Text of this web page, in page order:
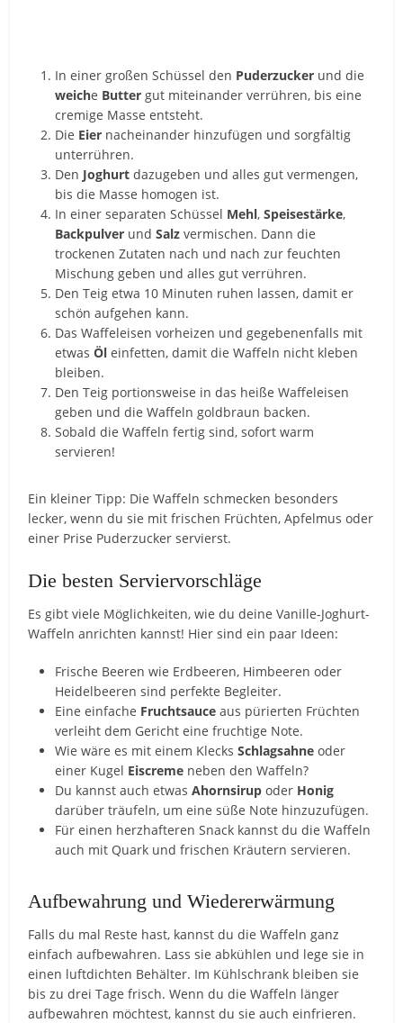
In einer großen Schüssel den Puderzucker und die
weiche Butter gut miteinander verrühren, bis eine
cremige Masse entsteht.
Die Eier nacheinander hinzufügen und sorgfältig
unterrühren.
Den Joghurt dazugeben und alles gut vermengen,
bis die Masse homogen ist.
In einer separaten Schüssel Mehl,Speisestärke,
Backpulver undSalz vermischen. Dann die
trockenen Zutaten nach und nach zur feuchten
Mischung geben und alles gut verrühren.
Den Teig etwa 10 Minuten ruhen lassen, damit er
schön aufgehen kann.
Das Waffeleisen vorheizen und gegebenenfalls mit
etwasÖl einfetten, damit die Waffeln nicht kleben
bleiben.
Den Teig portionsweise in das heiße Waffeleisen
geben und die Waffeln goldbraun backen.
Sobald die Waffeln fertig sind, sofort warm
servieren!
Ein kleiner Tipp: Die Waffeln schmecken besonders
lecker, wenn du sie mit frischen Früchten, Apfelmus oder
einer Prise Puderzucker servierst.
Die besten Serviervorschläge
Es gibt viele Möglichkeiten, wie du deine Vanille-Joghurt-
Waffeln anrichten kannst! Hier sind ein paar Ideen:
Frische Beeren wie Erdbeeren, Himbeeren oder
Heidelbeeren sind perfekte Begleiter.
Eine einfache Fruchtsauce aus pürierten Früchten
verleiht dem Gericht eine fruchtige Note.
Wie wäre es mit einem KlecksSchlagsahne oder
einer Kugel Eiscreme neben den Waffeln?
Du kannst auch etwasAhornsirup oder Honig
darüber träufeln, um eine süße Note hinzuzufügen.
Für einen herzhafteren Snack kannst du die Waffeln
auch mit Quark und frischen Kräutern servieren.
Aufbewahrung und Wiedererwärmung
Falls du mal Reste hast, kannst du die Waffeln ganz
einfach aufbewahren. Lass sie abkühlen und lege sie in
einen luftdichten Behälter. Im Kühlschrank bleiben sie
bis zu drei Tage frisch. Wenn du die Waffeln länger
aufbewahren möchtest, kannst du sie auch einfrieren.